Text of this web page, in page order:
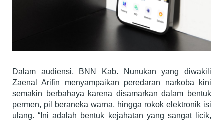
Dalam audiensi, BNN Kab. Nunukan yang diwakili
Zaenal Arifin menyampaikan peredaran narkoba kini
semakin berbahaya karena disamarkan dalam bentuk
permen, pil beraneka warna, hingga rokok elektronik isi
ulang. “Ini adalah bentuk kejahatan yang sangat licik,